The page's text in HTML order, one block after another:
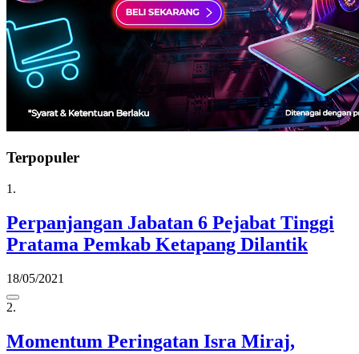
Terpopuler
1.
Perpanjangan Jabatan 6 Pejabat Tinggi
Pratama Pemkab Ketapang Dilantik
18/05/2021
2.
Momentum Peringatan Isra Miraj,